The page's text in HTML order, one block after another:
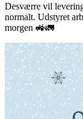
Desværre vil
normalt. Udstyret
morgen 🚜🚛